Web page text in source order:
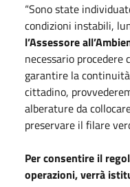
“Sono state
condizioni instabili,
l’Assessore
necessario procedere
garantire la
cittadino,
alberature da
preservare il filare
Per consentire il
operazioni, verrà